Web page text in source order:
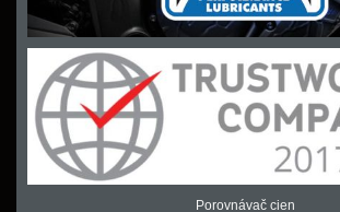
Porovnávač cien